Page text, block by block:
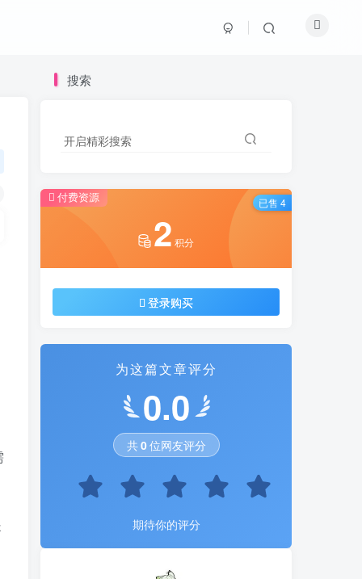
搜索
开启精彩搜索
付费资源
2 积分
登录购买
已售 4
为这篇文章评分
0.0
共0位网友评分
期待你的评分
搜索
开启精彩搜索
付费资源
2 积分
登录购买
已售 4
为这篇文章评分
0.0
共0位网友评分
期待你的评分